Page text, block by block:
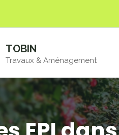
TOBIN
Travaux & Aménagement